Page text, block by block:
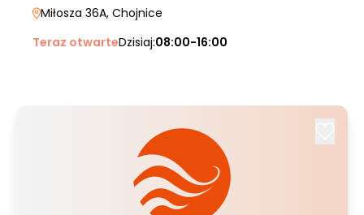
Miłosza 36A, Chojnice
Teraz otwarteDzisiaj:08:00-16:00